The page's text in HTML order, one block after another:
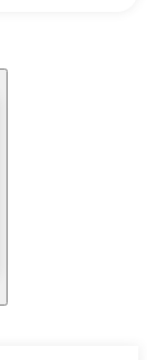
de forma
fiduciária